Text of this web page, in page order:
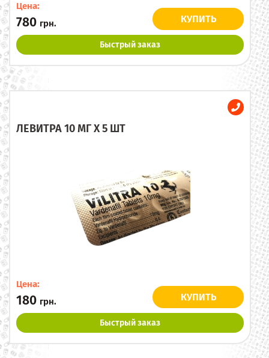
Цена:
780 грн. КУПИТЬ
Быстрый заказ
ЛЕВИТРА 10 МГ X 5 ШТ
Цена:
180 грн. КУПИТЬ
Быстрый заказ